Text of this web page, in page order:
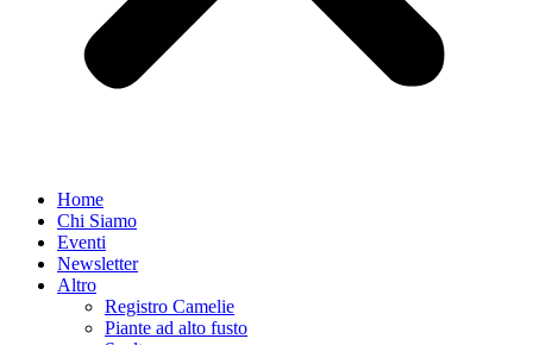
Home
Chi Siamo
Eventi
Newsletter
Altro
Registro Camelie
Piante ad alto fusto